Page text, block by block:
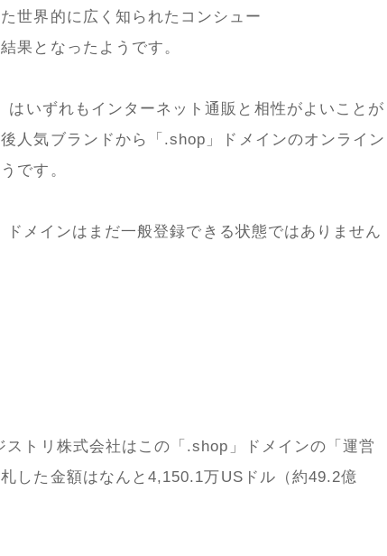
世界的に広く知られたコンシュー
果となったようです。
いずれもインターネット通販と相性がよいことが
人気ブランドから「.shop」ドメインのオンライン
です。
メインはまだ一般登録できる状態ではありません
トリ株式会社はこの「.shop」ドメインの「運営
した金額はなんと4,150.1万USドル（約49.2億